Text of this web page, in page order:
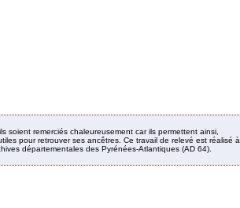
soient remerciés chaleureusement car ils permettent ainsi,
pour retrouver ses ancêtres. Ce travail de relevé est réalisé à
départementales des Pyrénées-Atlantiques (AD 64).